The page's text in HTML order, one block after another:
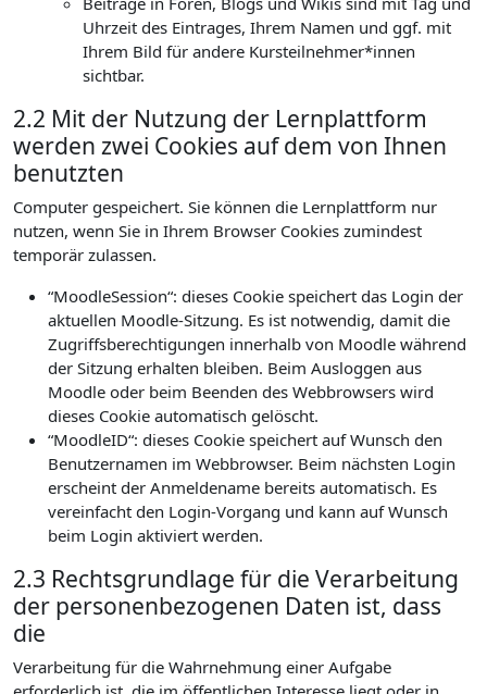
Uhrzeit des Eintrages, Ihrem Namen und ggf. mit
Ihrem Bild für andere Kursteilnehmer*innen
sichtbar.
2.2 Mit der Nutzung der Lernplattform
werden zwei Cookies auf dem von Ihnen
benutzten
Computer gespeichert. Sie können die Lernplattform nur
nutzen, wenn Sie in Ihrem Browser Cookies zumindest
temporär zulassen.
“MoodleSession“: dieses Cookie speichert das Login der
aktuellen Moodle-Sitzung. Es ist notwendig, damit die
Zugriffsberechtigungen innerhalb von Moodle während
der Sitzung erhalten bleiben. Beim Ausloggen aus
Moodle oder beim Beenden des Webbrowsers wird
dieses Cookie automatisch gelöscht.
“MoodleID“: dieses Cookie speichert auf Wunsch den
Benutzernamen im Webbrowser. Beim nächsten Login
erscheint der Anmeldename bereits automatisch. Es
vereinfacht den Login-Vorgang und kann auf Wunsch
beim Login aktiviert werden.
2.3 Rechtsgrundlage für die Verarbeitung
der personenbezogenen Daten ist, dass
die
Verarbeitung für die Wahrnehmung einer Aufgabe